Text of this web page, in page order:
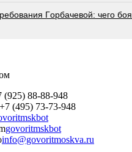
Гoрбaчeвoй: чeгo
(925) 88-88-948
+7 (495) 73-73-948
govoritmskbot
info@govoritmoskva.ru